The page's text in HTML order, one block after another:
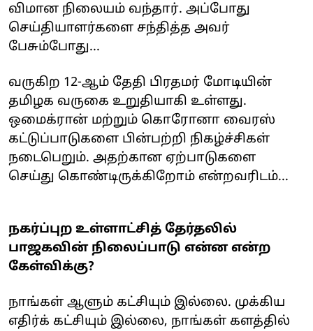
விமான நிலையம் வந்தார். அப்போது
செய்தியாளர்களை சந்தித்த அவர்
பேசும்போது...
வருகிற 12-ஆம் தேதி பிரதமர் மோடியின்
தமிழக வருகை உறுதியாகி உள்ளது.
ஒமைக்ரான் மற்றும் கொரோனா வைரஸ்
கட்டுப்பாடுகளை பின்பற்றி நிகழ்ச்சிகள்
நடைபெறும். அதற்கான ஏற்பாடுகளை
செய்து கொண்டிருக்கிறோம் என்றவரிடம்...
நகர்ப்புற உள்ளாட்சித் தேர்தலில்
பாஜகவின் நிலைப்பாடு என்ன என்ற
கேள்விக்கு?
நாங்கள் ஆளும் கட்சியும் இல்லை. முக்கிய
எதிர்க் கட்சியும் இல்லை, நாங்கள் களத்தில்